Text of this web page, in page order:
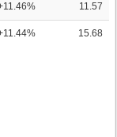
11.57
15.68